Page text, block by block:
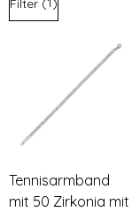
Tennisarmband
mit 50 Zirkonia mit